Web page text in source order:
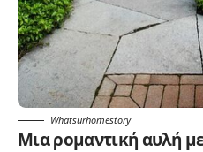
Whatsurhomestory
Μια ρομαντική αυλή